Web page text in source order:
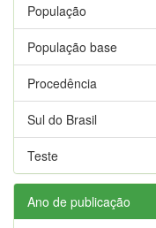
População
População base
Procedência
Sul do Brasil
Teste
Ano de publicação